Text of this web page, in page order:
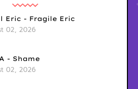
Eric - Fragile Eric
02, 2026
- Shame
02, 2026